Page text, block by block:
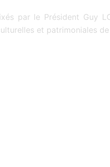
par le Président Guy
et patrimoniales